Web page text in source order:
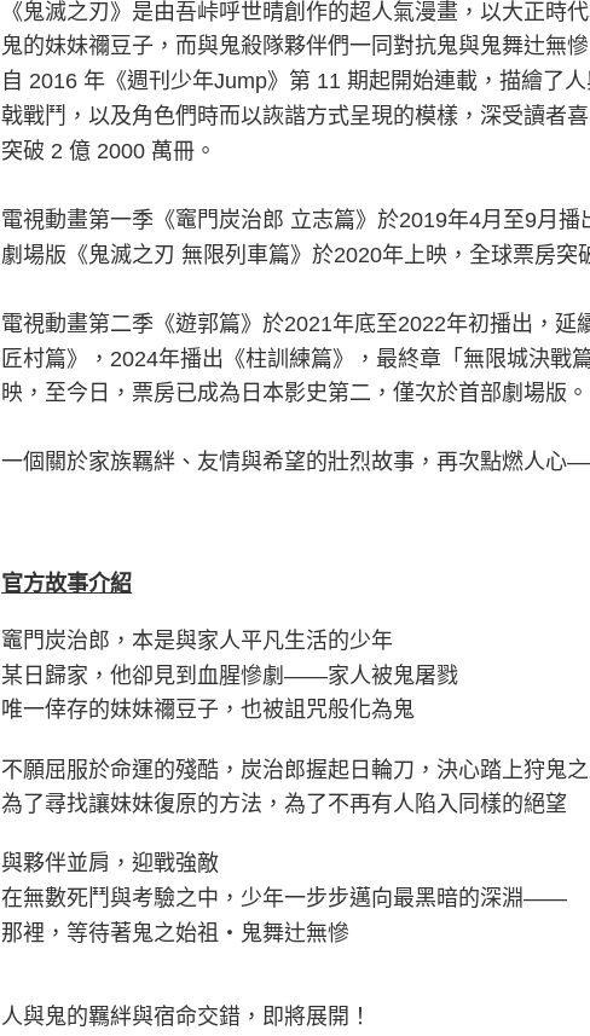
《鬼滅之刃》是由吾峠呼世晴創作的超人氣漫畫，以大正時
鬼的妹妹禰豆子，而與鬼殺隊夥伴們一同對抗鬼與鬼舞辻無
自 2016年《週刊少年Jump》第 11期起開始連載，描繪了
戟戰鬥，以及角色們時而以詼諧方式呈現的模樣，深受讀者
突破 2億 2000 萬冊。
電視動畫第一季《竈門炭治郎 立志篇》於2019年4月至9月播
劇場版《鬼滅之刃 無限列車篇》於2020年上映，全球票房突
電視動畫第二季《遊郭篇》於2021年底至2022年初播出，延
匠村篇》， 2024年播出《柱訓練篇》，最終章「無限城決戰
映，至今日，票房已成為日本影史第二，僅次於首部劇場版。
一個關於家族羈絆、友情與希望的壯烈故事，再次點燃人心
官方故事介紹
竈門炭治郎，本是與家人平凡生活的少年
某日歸家，他卻見到血腥慘劇——家人被鬼屠戮
唯一倖存的妹妹禰豆子，也被詛咒般化為鬼
不願屈服於命運的殘酷，炭治郎握起日輪刀，決心踏上狩鬼
為了尋找讓妹妹復原的方法，為了不再有人陷入同樣的絕望
與夥伴並肩，迎戰強敵
在無數死鬥與考驗之中，少年一步步邁向最黑暗的深淵——
那裡，等待著鬼之始祖・鬼舞辻無慘
人與鬼的羈絆與宿命交錯，即將展開！